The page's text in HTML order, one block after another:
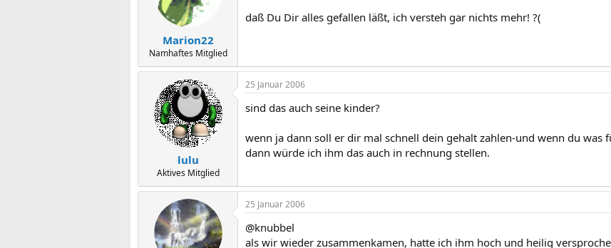
Marion22
Namhaftes Mitglied
daß Du Dir alles gefallen läßt, ich versteh gar nichts mehr! ?(
lulu
Aktives Mitglied
25 Januar 2006
sind das auch seine kinder?
wenn ja dann soll er dir mal schnell dein gehalt zahlen-und wenn du was
dann würde ich ihm das auch in rechnung stellen.
25 Januar 2006
@knubbel
als wir wieder zusammenkamen, hatte ich ihm hoch und heilig